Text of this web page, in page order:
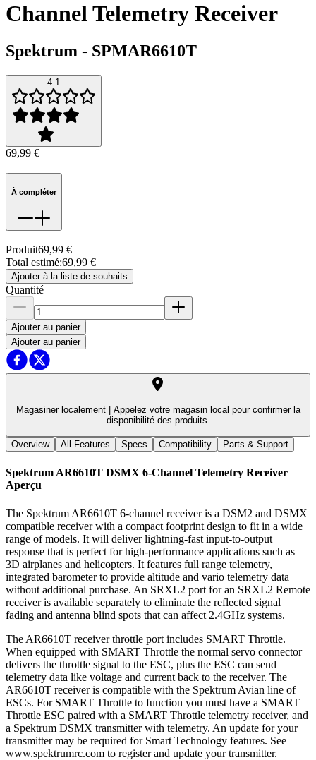
Channel Telemetry Receiver
Spektrum - SPMAR6610T
4.1
69,99 €
À compléter
Produit69,99 €
Total estimé:69,99 €
Ajouter à la liste de souhaits
Quantité
Ajouter au panier
Ajouter au panier
Magasiner localement |
Appelez votre magasin local pour confirmer la
disponibilité des produits.
Overview All Features Specs Compatibility Parts & Support
Spektrum AR6610T DSMX 6-Channel Telemetry Receiver
Aperçu
The Spektrum AR6610T 6-channel receiver is a DSM2 and DSMX
compatible receiver with a compact footprint design to fit in a wide
range of models. It will deliver lightning-fast input-to-output
response that is perfect for high-performance applications such as
3D airplanes and helicopters. It features full range telemetry,
integrated barometer to provide altitude and vario telemetry data
without additional purchase. An SRXL2 port for an SRXL2 Remote
receiver is available separately to eliminate the reflected signal
fading and antenna blind spots that can affect 2.4GHz systems.
The AR6610T receiver throttle port includes SMART Throttle.
When equipped with SMART Throttle the normal servo connector
delivers the throttle signal to the ESC, plus the ESC can send
telemetry data like voltage and current back to the receiver. The
AR6610T receiver is compatible with the Spektrum Avian line of
ESCs. For SMART Throttle to function you must have a SMART
Throttle ESC paired with a SMART Throttle telemetry receiver, and
a Spektrum DSMX transmitter with telemetry. An update for your
transmitter may be required for Smart Technology features. See
www.spektrumrc.com to register and update your transmitter.